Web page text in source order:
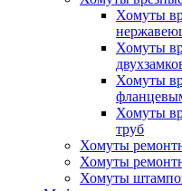
Хомуты
Хомуты
Хомуты
Хомуты
труб
Хомуты
Хомуты
Хомуты